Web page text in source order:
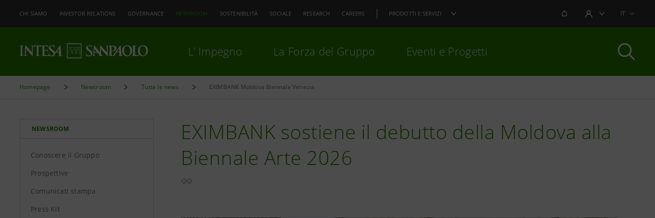
CHI SIAMO INVESTOR RELATIONS GOVERNANCE NEWSROOM SOSTENIBILITÀ SOCIALE RESEARCH CAREERS PRODOTTI E SERVIZI NOTIFICHEAREA UTENTEIT
L’ Impegno La Forza del Gruppo Eventi e Progetti
Homepage Newsroom Tutte le news EXIMBANK Moldova Biennale Venezia
NEWSROOM
Conoscere il Gruppo
Prospettive
Comunicati stampa
Press Kit
EXIMBANK sostiene il debutto della Moldova alla
Biennale Arte 2026